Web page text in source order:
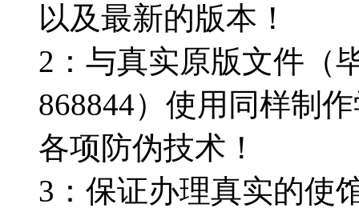
以及最新的版本！
2：与真实原版文件（
868844）使用同样制
各项防伪技术！
3：保证办理真实的使